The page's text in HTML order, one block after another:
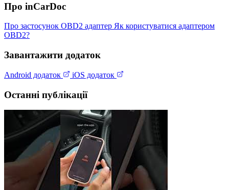
Про inCarDoc
Про застосунок OBD2 адаптер Як користуватися адаптером
OBD2?
Завантажити додаток
Android додаток iOS додаток
Останні публікації